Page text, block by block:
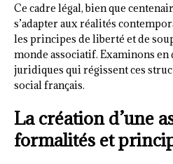
Ce cadre légal, bien que
s’adapter aux réalités
les principes de liberté et de
monde associatif. Examinons en
juridiques qui régissent ces
social français.
La création d’une
formalités et